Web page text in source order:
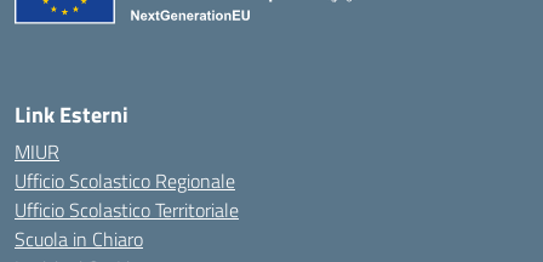
Link Esterni
MIUR
Ufficio Scolastico Regionale
Ufficio Scolastico Territoriale
Scuola in Chiaro